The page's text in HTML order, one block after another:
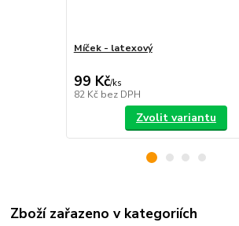
Míček - latexový
99 Kč/ks
82 Kč bez DPH
Zvolit variantu
Zboží zařazeno v kategoriích